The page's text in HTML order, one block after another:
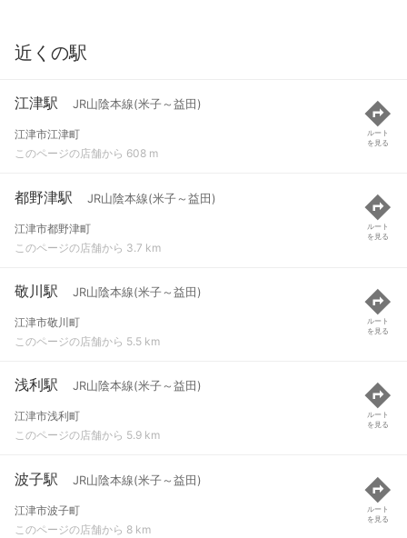
近くの駅
江津駅 JR山陰本線(米子～益田)
江津市江津町
このページの店舗から 608 m
ルート
を見る
都野津駅 JR山陰本線(米子～益田)
江津市都野津町
このページの店舗から 3.7 km
ルート
を見る
敬川駅 JR山陰本線(米子～益田)
江津市敬川町
このページの店舗から 5.5 km
ルート
を見る
浅利駅 JR山陰本線(米子～益田)
江津市浅利町
このページの店舗から 5.9 km
ルート
を見る
波子駅 JR山陰本線(米子～益田)
江津市波子町
このページの店舗から 8 km
ルート
を見る